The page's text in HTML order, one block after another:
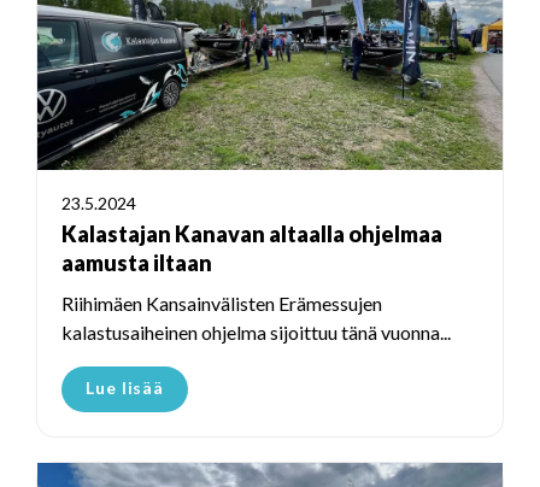
23.5.2024
Kalastajan Kanavan altaalla ohjelmaa
aamusta iltaan
Riihimäen Kansainvälisten Erämessujen
kalastusaiheinen ohjelma sijoittuu tänä vuonna...
Lue lisää